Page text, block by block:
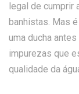
legal de cumprir
banhistas. Mas
uma ducha
impurezas que
qualidade da